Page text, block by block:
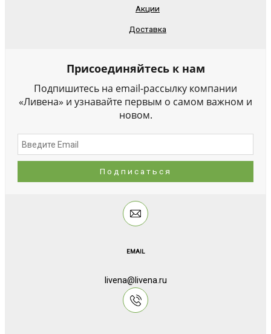
Акции
Доставка
Присоединяйтесь к нам
Подпишитесь на email-рассылку компании
«Ливена» и узнавайте первым о самом важном и
новом.
EMAIL
livena@livena.ru